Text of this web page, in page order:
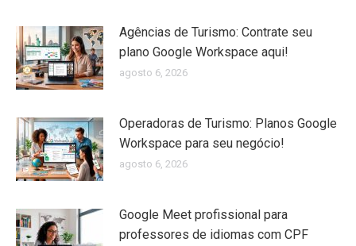
Agências de Turismo: Contrate seu
plano Google Workspace aqui!
agosto 6, 2026
Operadoras de Turismo: Planos Google
Workspace para seu negócio!
agosto 6, 2026
Google Meet profissional para
professores de idiomas com CPF